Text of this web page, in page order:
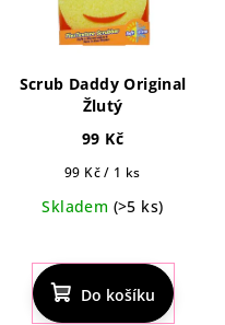
Scrub Daddy Original
Žlutý
99 Kč
Měrná
99 Kč / 1 ks
Skladem (>5 ks)
hodnocení
produktu
je
Do košíku